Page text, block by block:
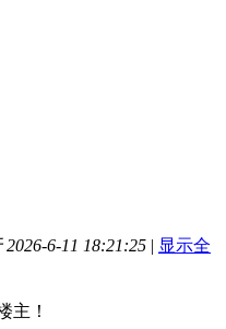
6-11 18:21:25 | 显示全
主！